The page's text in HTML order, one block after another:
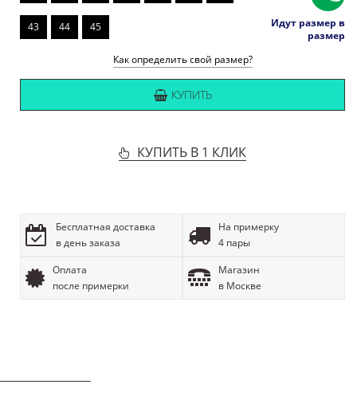
43 44 45
Идут размер в
размер
Как определить свой размер?
КУПИТЬ
КУПИТЬ В 1 КЛИК
Бесплатная доставка
в день заказа
На примерку
4 пары
Оплата
после примерки
Магазин
в Москве